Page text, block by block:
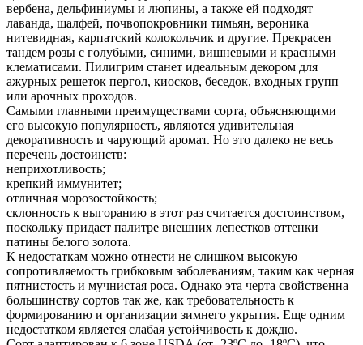
вербена, дельфиниумы и люпины, а также ей подходят
лаванда, шалфей, почвопокровники тимьян, вероника
нитевидная, карпатский колокольчик и другие. Прекрасен
тандем розы с голубыми, синими, вишневыми и красными
клематисами. Пилигрим станет идеальным декором для
ажурных решеток пергол, киосков, беседок, входных групп
или арочных проходов.
Самыми главными преимуществами сорта, объясняющими
его высокую популярность, являются удивительная
декоративность и чарующий аромат. Но это далеко не весь
перечень достоинств:
неприхотливость;
крепкий иммунитет;
отличная морозостойкость;
склонность к выгоранию в этот раз считается достоинством,
поскольку придает палитре внешних лепестков оттенки
патины белого золота.
К недостаткам можно отнести не слишком высокую
сопротивляемость грибковым заболеваниям, таким как черная
пятнистость и мучнистая роса. Однако эта черта свойственна
большинству сортов так же, как требовательность к
формированию и организации зимнего укрытия. Еще одним
недостатком является слабая устойчивость к дождю.